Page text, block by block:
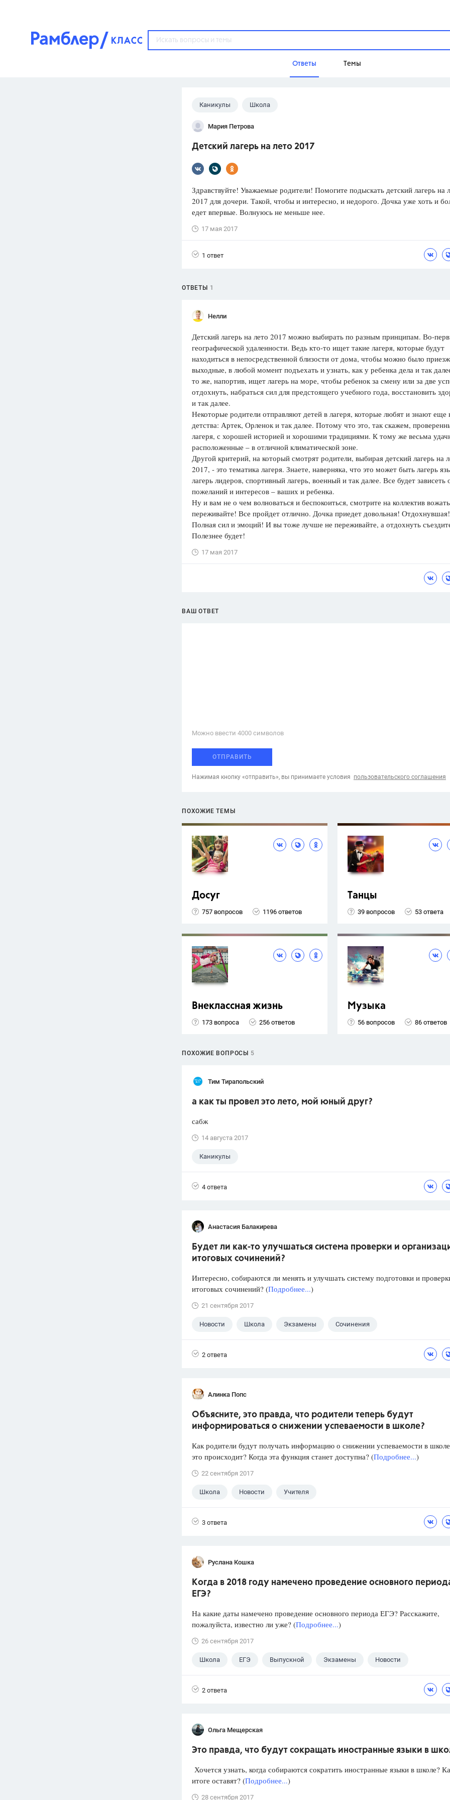
Ответы Темы
Популярные темы
3273 ответа
3460 ответов
ФИПИ
1752 ответа
ответов
Каникулы Школа
Мария Петрова
Детский лагерь на лето 2017
Здравствуйте! Уважаемые родители! Помогите подыскать детский лагерь на
2017 для дочери. Такой, чтобы и интересно, и недорого. Дочка уже хоть и
едет впервые. Волнуюсь не меньше нее.
17 мая 2017
1 ответ
ОТВЕТЫ 1
Нелли
Детский лагерь на лето 2017 можно выбирать по разным принципам. Во-
географической удаленности. Ведь кто-то ищет такие лагеря, которые будут
находиться в непосредственной близости от дома, чтобы можно было
выходные, в любой момент подъехать и узнать, как у ребенка дела и так
то же, напортив, ищет лагерь на море, чтобы ребенок за смену или за две
отдохнуть, набраться сил для предстоящего учебного года, восстановить
и так далее.
Некоторые родители отправляют детей в лагеря, которые любят и знают еще
детства: Артек, Орленок и так далее. Потому что это, так скажем,
лагеря, с хорошей историей и хорошими традициями. К тому же весьма
расположенные – в отличной климатической зоне.
Другой критерий, на который смотрят родители, выбирая детский лагерь на
2017, - это тематика лагеря. Знаете, наверняка, что это может быть лагерь
лагерь лидеров, спортивный лагерь, военный и так далее. Все будет зависеть
пожеланий и интересов – ваших и ребенка.
Ну и вам не о чем волноваться и беспокоиться, смотрите на коллектив
переживайте! Все пройдет отлично. Дочка приедет довольная! Отдохнувшая!
Полная сил и эмоций! И вы тоже лучше не переживайте, а отдохнуть
Полезнее будет!
17 мая 2017
ВАШ ОТВЕТ
Можно ввести 4000 cимволов
ОТПРАВИТЬ
Нажимая кнопку «отправить», вы принимаете условия пользовательского соглашения
ПОХОЖИЕ ТЕМЫ
Досуг
757 вопросов 1196 ответов
Танцы
39 вопросов 53 ответа
Внеклассная жизнь
173 вопроса 256 ответов
Музыка
56 вопросов 86 ответов
ПОХОЖИЕ ВОПРОСЫ 5
Тим Тирапольский
а как ты провел это лето, мой юный друг?
сабж
14 августа 2017
Каникулы
4 ответа
Анастасия Балакирева
Будет ли как-то улучшаться система проверки и
итоговых сочинений?
Интересно, собираются ли менять и улучшать систему подготовки и
итоговых сочинений? (Подробнее...)
21 сентября 2017
Новости Школа Экзамены Сочинения
2 ответа
Алинка Попс
Объясните, это правда, что родители теперь будут
информироваться о снижении успеваемости в школе?
Как родители будут получать информацию о снижении успеваемости в
это происходит? Когда эта функция станет доступна? (Подробнее...)
22 сентября 2017
Школа Новости Учителя
3 ответа
Руслана Кошка
Когда в 2018 году намечено проведение основного
ЕГЭ?
На какие даты намечено проведение основного периода ЕГЭ? Расскажите,
пожалуйста, известно ли уже? (Подробнее...)
26 сентября 2017
Школа ЕГЭ Выпускной Экзамены Новости
2 ответа
Ольга Мещерская
Это правда, что будут сокращать иностранные языки в
Хочется узнать, когда собираются сократить иностранные языки в школе?
итоге оставят? (Подробнее...)
28 сентября 2017